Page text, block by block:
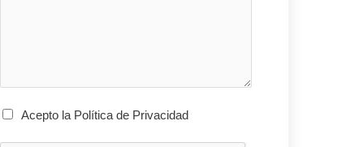
Acepto la Política de Privacidad